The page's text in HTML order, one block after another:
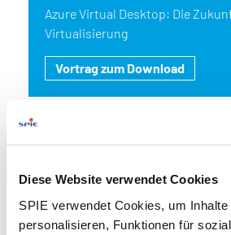
Diese Website verwendet Cookies
SPIE verwendet Cookies, um
personalisieren, Funktionen für
Azure Virtual Desktop: Die
Virtualisierung
Vortrag zum Download